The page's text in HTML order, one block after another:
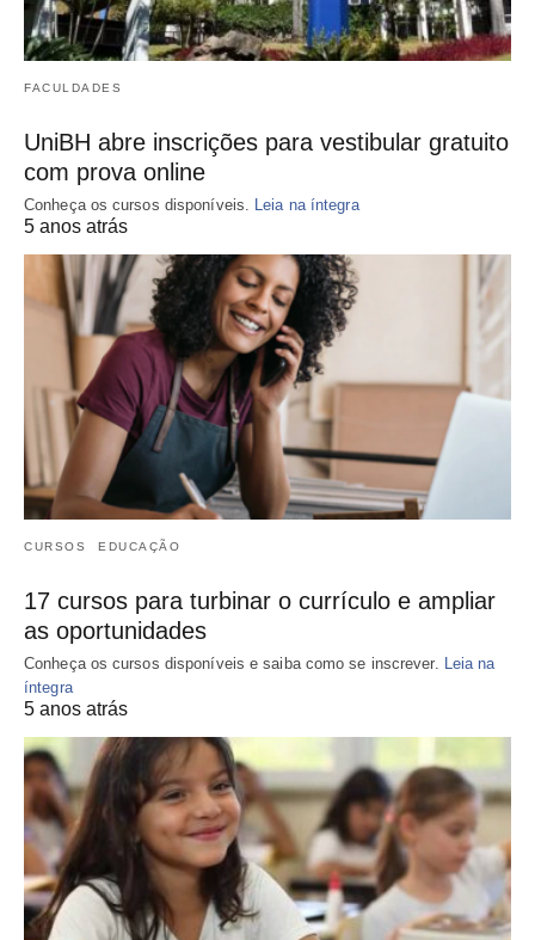
FACULDADES
UniBH abre inscrições para vestibular gratuito
com prova online
Conheça os cursos disponíveis. Leia na íntegra
5 anos atrás
CURSOS EDUCAÇÃO
17 cursos para turbinar o currículo e ampliar
as oportunidades
Conheça os cursos disponíveis e saiba como se inscrever. Leia na
íntegra
5 anos atrás